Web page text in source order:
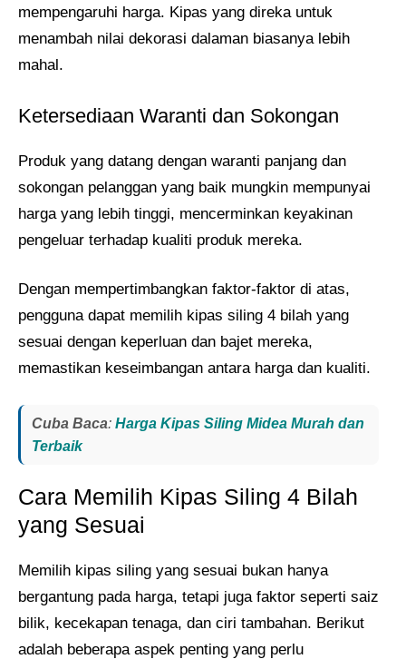
mempengaruhi harga. Kipas yang direka untuk
menambah nilai dekorasi dalaman biasanya lebih
mahal. ​
Ketersediaan Waranti dan Sokongan
Produk yang datang dengan waranti panjang dan
sokongan pelanggan yang baik mungkin mempunyai
harga yang lebih tinggi, mencerminkan keyakinan
pengeluar terhadap kualiti produk mereka. ​
Dengan mempertimbangkan faktor-faktor di atas,
pengguna dapat memilih kipas siling 4 bilah yang
sesuai dengan keperluan dan bajet mereka,
memastikan keseimbangan antara harga dan kualiti.
Cuba Baca: Harga Kipas Siling Midea Murah dan
Terbaik
Cara Memilih Kipas Siling 4 Bilah
yang Sesuai
Memilih kipas siling yang sesuai bukan hanya
bergantung pada harga, tetapi juga faktor seperti saiz
bilik, kecekapan tenaga, dan ciri tambahan. Berikut
adalah beberapa aspek penting yang perlu